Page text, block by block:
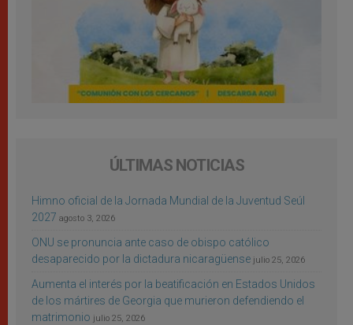
ÚLTIMAS NOTICIAS
Himno oficial de la Jornada Mundial de la Juventud Seúl
2027 agosto 3, 2026
ONU se pronuncia ante caso de obispo católico
desaparecido por la dictadura nicaragüense julio 25, 2026
Aumenta el interés por la beatificación en Estados Unidos
de los mártires de Georgia que murieron defendiendo el
matrimonio julio 25, 2026